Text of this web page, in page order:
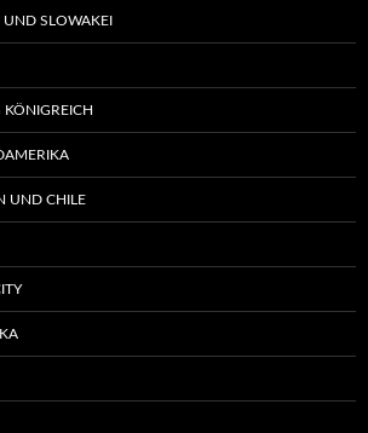
UND SLOWAKEI
KÖNIGREICH
UND CHILE